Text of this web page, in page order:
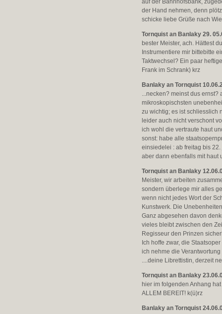
auf der Bahnhofsbank,
der Hand nehmen, denn
schicke liebe Grüße nach
Tornquist an Banlaky 29.
bester Meister, ach. Hättest
Instrumentiere mir bittebitte
Taktwechsel? Ein paar
Frank im Schrank) krz
Banlaky an Tornquist
...necken? meinst dus
mikroskopischsten
zu wichtig; es ist schliesslich
leider auch nicht verschont
ich wohl die vertraute haut
sonst: habe alle
einsiedelei : ab freitag bis 22.
aber dann ebenfalls mit haut
Tornquist an Banlaky
Meister, wir arbeiten
sondern überlege mir alles
wenn nicht jedes Wort der
Kunstwerk. Die
Ganz abgesehen davon
vieles bleibt zwischen den
Regisseur den Prinzen
Ich hoffe zwar, die
ich nehme die Verantwortung
....deine Librettistin, derzeit
Tornquist an Banlaky
hier im folgenden Anhang
ALLEM BEREIT! k(ü)rz
Banlaky an Tornquist